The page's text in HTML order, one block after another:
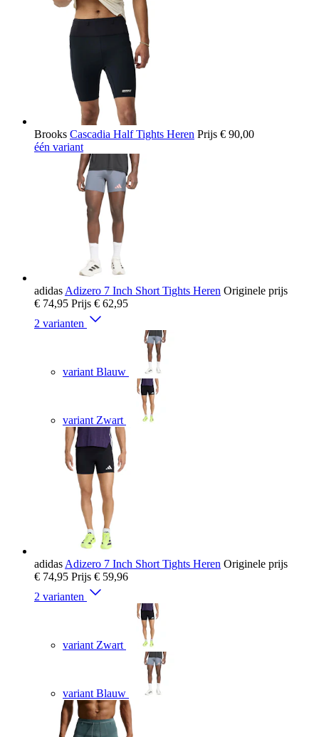
Brooks Cascadia Half Tights Heren Prijs € 90,00
één variant
adidas Adizero 7 Inch Short Tights Heren Originele prijs
€ 74,95 Prijs € 62,95
2 varianten
variant Blauw
variant Zwart
adidas Adizero 7 Inch Short Tights Heren Originele prijs
€ 74,95 Prijs € 59,96
2 varianten
variant Zwart
variant Blauw